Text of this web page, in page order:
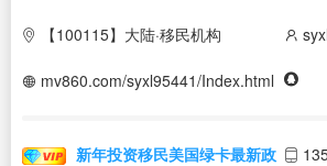
【100115】大陆·移民机构
mv860.com/syxl95441/Index.html
新年投资移民美国绿卡最新政